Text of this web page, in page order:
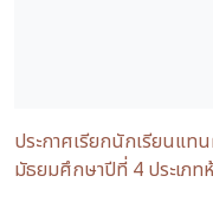
ประกาศเรียกนักเรียนแท
มัธยมศึกษาปีที่ 4 ประเภ